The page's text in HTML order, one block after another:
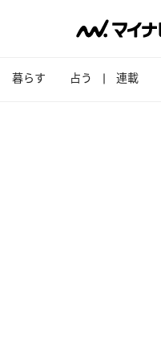
暮らす 占う 連載